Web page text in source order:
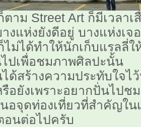
าม Street Art ก็มีเวลา
งแห่งยังดีอยู่ บางแห่งเ
ม่ได้ทำให้นักเก็บแรลลี่ใ
ปเพื่อชมภาพศิลปะนั้น
ด้สร้างความประทับใจไ
อยังเพราะอยากปั่นไปช
อจุดท่องเที่ยวที่สำคัญใ
อนต่อไปครับ